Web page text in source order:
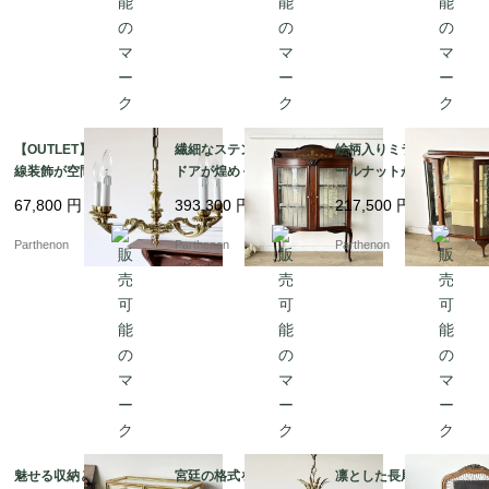
【OUTLET】優雅な曲
線装飾が空間を華やか
に彩るペンダント照
明。クラシカルな雰囲
気を演出する5灯シャン
67,800 円
Parthenon
繊細なステンドグラス
ドアが煌めく、気品漂
うマホガニーガラスキ
ャビネット【k107】
393,300 円
Parthenon
絵柄入りミラーとウォ
ールナットが美しいア
ンティーク・ガラスキ
ャビネット（飾り棚）
【k150】
217,500 円
Parthenon
魅せる収納と優美なロ 宮廷の格式を纏う10灯 凛とした長尾鳥の型押